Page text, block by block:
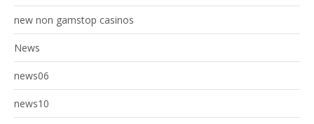
new non gamstop casinos
News
news06
news10